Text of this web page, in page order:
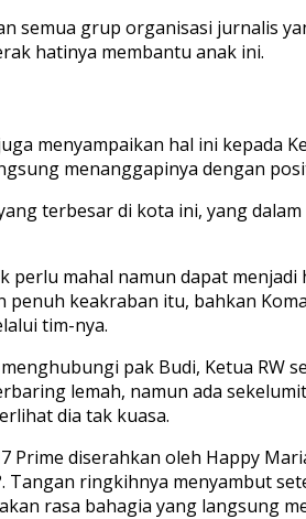
semua grup organisasi jurnalis
hatinya membantu anak ini.
menyampaikan hal ini kepada
menanggapinya dengan
terbesar di kota ini, yang
perlu mahal namun dapat
keakraban itu, bahkan
tim-nya.
pak Budi, Ketua RW
lemah, namun ada
dia tak kuasa.
diserahkan oleh Happy
Tangan ringkihnya menyambut
rasa bahagia yang langsung